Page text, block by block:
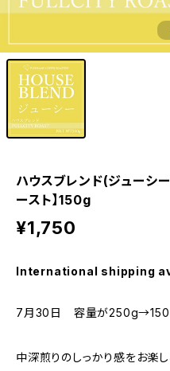
ハウスブレンド(ジューシ
ースト】150g
¥1,750
International shipping
7月30日 容量が250g→150g
中深煎りのしっかり感をお楽し